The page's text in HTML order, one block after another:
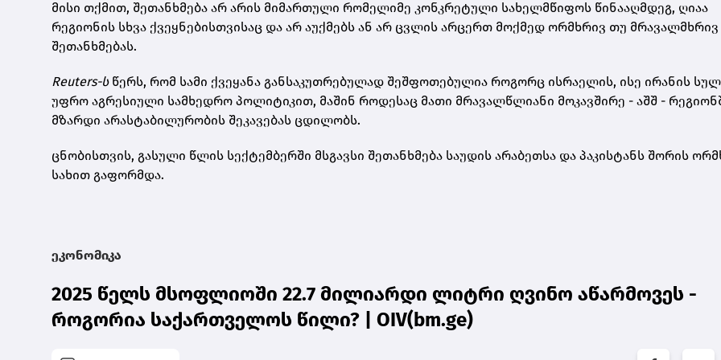
მისი თქმით, შეთანხმება არ არის მიმართული რომელიმე კონკრეტული სახელმწიფოს წინააღმდეგ, ღიაა
რეგიონის სხვა ქვეყნებისთვისაც და არ აუქმებს ან არ ცვლის არცერთ მოქმედ ორმხრივ თუ მრავალმხრივ
შეთანხმებას.
Reuters-სწერს, რომ სამი ქვეყანა განსაკუთრებულად შეშფოთებულია როგორც ისრაელის, ისე ირანის სულ
უფრო აგრესიული სამხედრო პოლიტიკით, მაშინ როდესაც მათი მრავალწლიანი მოკავშირე - აშშ -
მზარდი არასტაბილურობის შეკავებას ცდილობს.
ცნობისთვის, გასული წლის სექტემბერში მსგავსი შეთანხმება საუდის არაბეთსა და პაკისტანს შორის
სახით გაფორმდა.
ეკონომიკა
2025 წელს მსოფლიოში 22.7 მილიარდი ლიტრი ღვინო აწარმოვეს -
როგორია საქართველოს წილი? | OIV(bm.ge)